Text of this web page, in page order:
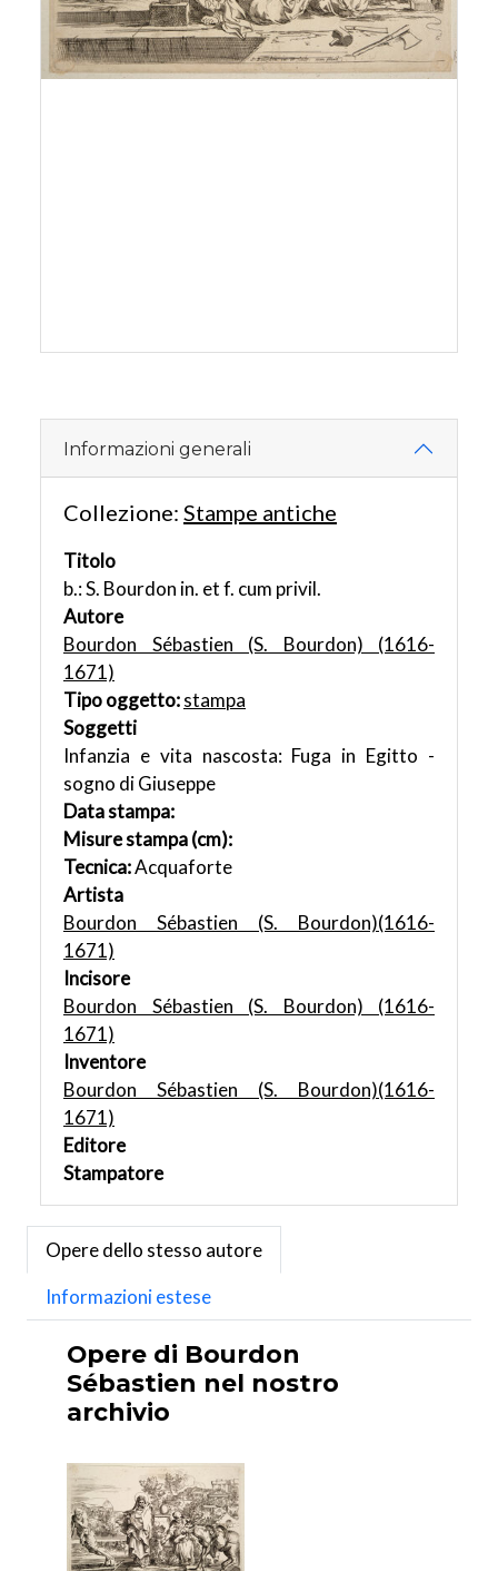
Informazioni generali
Collezione: Stampe antiche
Titolo
b.: S. Bourdon in. et f. cum privil.
Autore
Bourdon Sébastien (S. Bourdon) (1616-
1671)
Tipo oggetto:stampa
Soggetti
Infanzia e vita nascosta: Fuga in Egitto -
sogno di Giuseppe
Data stampa:
Misure stampa (cm):
Tecnica:Acquaforte
Artista
Bourdon Sébastien (S. Bourdon)(1616-
1671)
Incisore
Bourdon Sébastien (S. Bourdon) (1616-
1671)
Inventore
Bourdon Sébastien (S. Bourdon)(1616-
1671)
Editore
Stampatore
Opere dello stesso autore
Informazioni estese
Opere di Bourdon
Sébastien nel nostro
archivio